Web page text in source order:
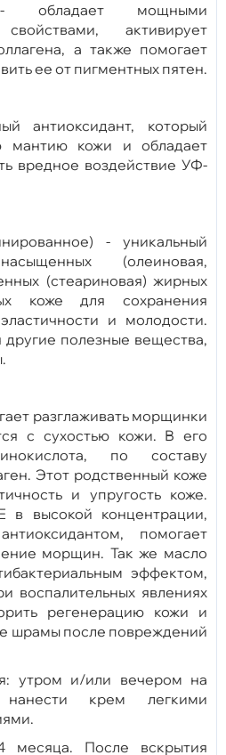
- обладает мощными
активирует
а также помогает
ее от пигментных пятен.
антиоксидант, который
мантию кожи и обладает
вредное воздействие УФ-
- уникальный
(олеиновая,
(стеариновая) жирных
коже для сохранения
и молодости.
полезные вещества,
разглаживать морщинки
с сухостью кожи. В его
по составу
Этот родственный коже
и упругость коже.
в высокой концентрации,
помогает
морщин. Так же масло
эффектом,
воспалительных явлениях
регенерацию кожи и
шрамы после повреждений
утром и/или вечером на
крем легкими
месяца. После вскрытия